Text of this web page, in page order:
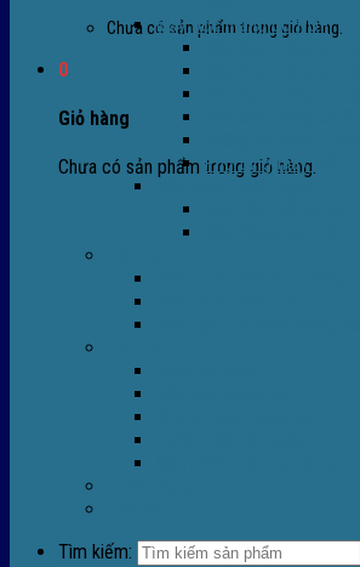
Chưa có sản phẩm trong giỏ hàng.
0
Giỏ hàng
Chưa có sản phẩm trong giỏ hàng.
Máy bọc màng co POF
Phụ tùng thay thế
Tìm kiếm: